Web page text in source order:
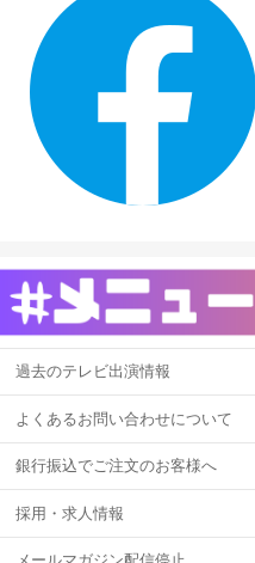
過去のテレビ出演情報
よくあるお問い合わせについて
銀行振込でご注文のお客様へ
採用・求人情報